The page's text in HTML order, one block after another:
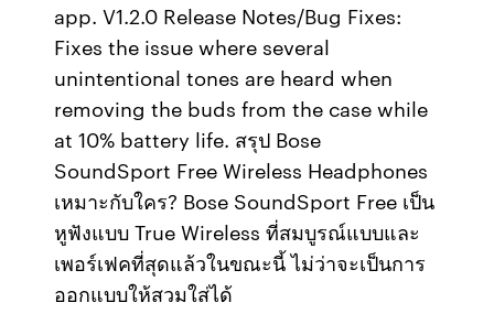
app. V1.2.0 Release Notes/Bug Fixes:
Fixes the issue where several
unintentional tones are heard when
removing the buds from the case while
at 10% battery life. สรุป Bose
SoundSport Free Wireless Headphones
เหมาะกับใคร? Bose SoundSport Free เป็น
หูฟังแบบ True Wireless ที่สมบูรณ์แบบและ
เพอร์เฟคที่สุดแล้วในขณะนี้ ไม่ว่าจะเป็นการ
ออกแบบให้สวมใส่ได้